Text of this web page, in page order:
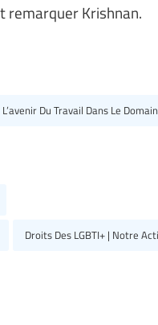
remarquer Krishnan.
L’avenir Du Travail Dans Le
Droits Des LGBTI+ | Notre